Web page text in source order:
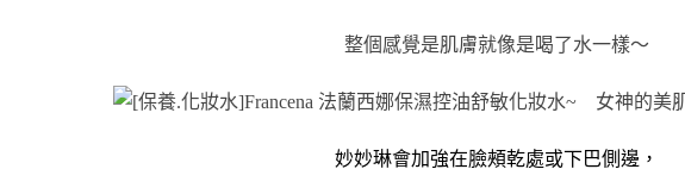
整個感覺是肌膚就像是喝了水一樣～
妙妙琳會加強在臉頰乾處或下巴側邊，